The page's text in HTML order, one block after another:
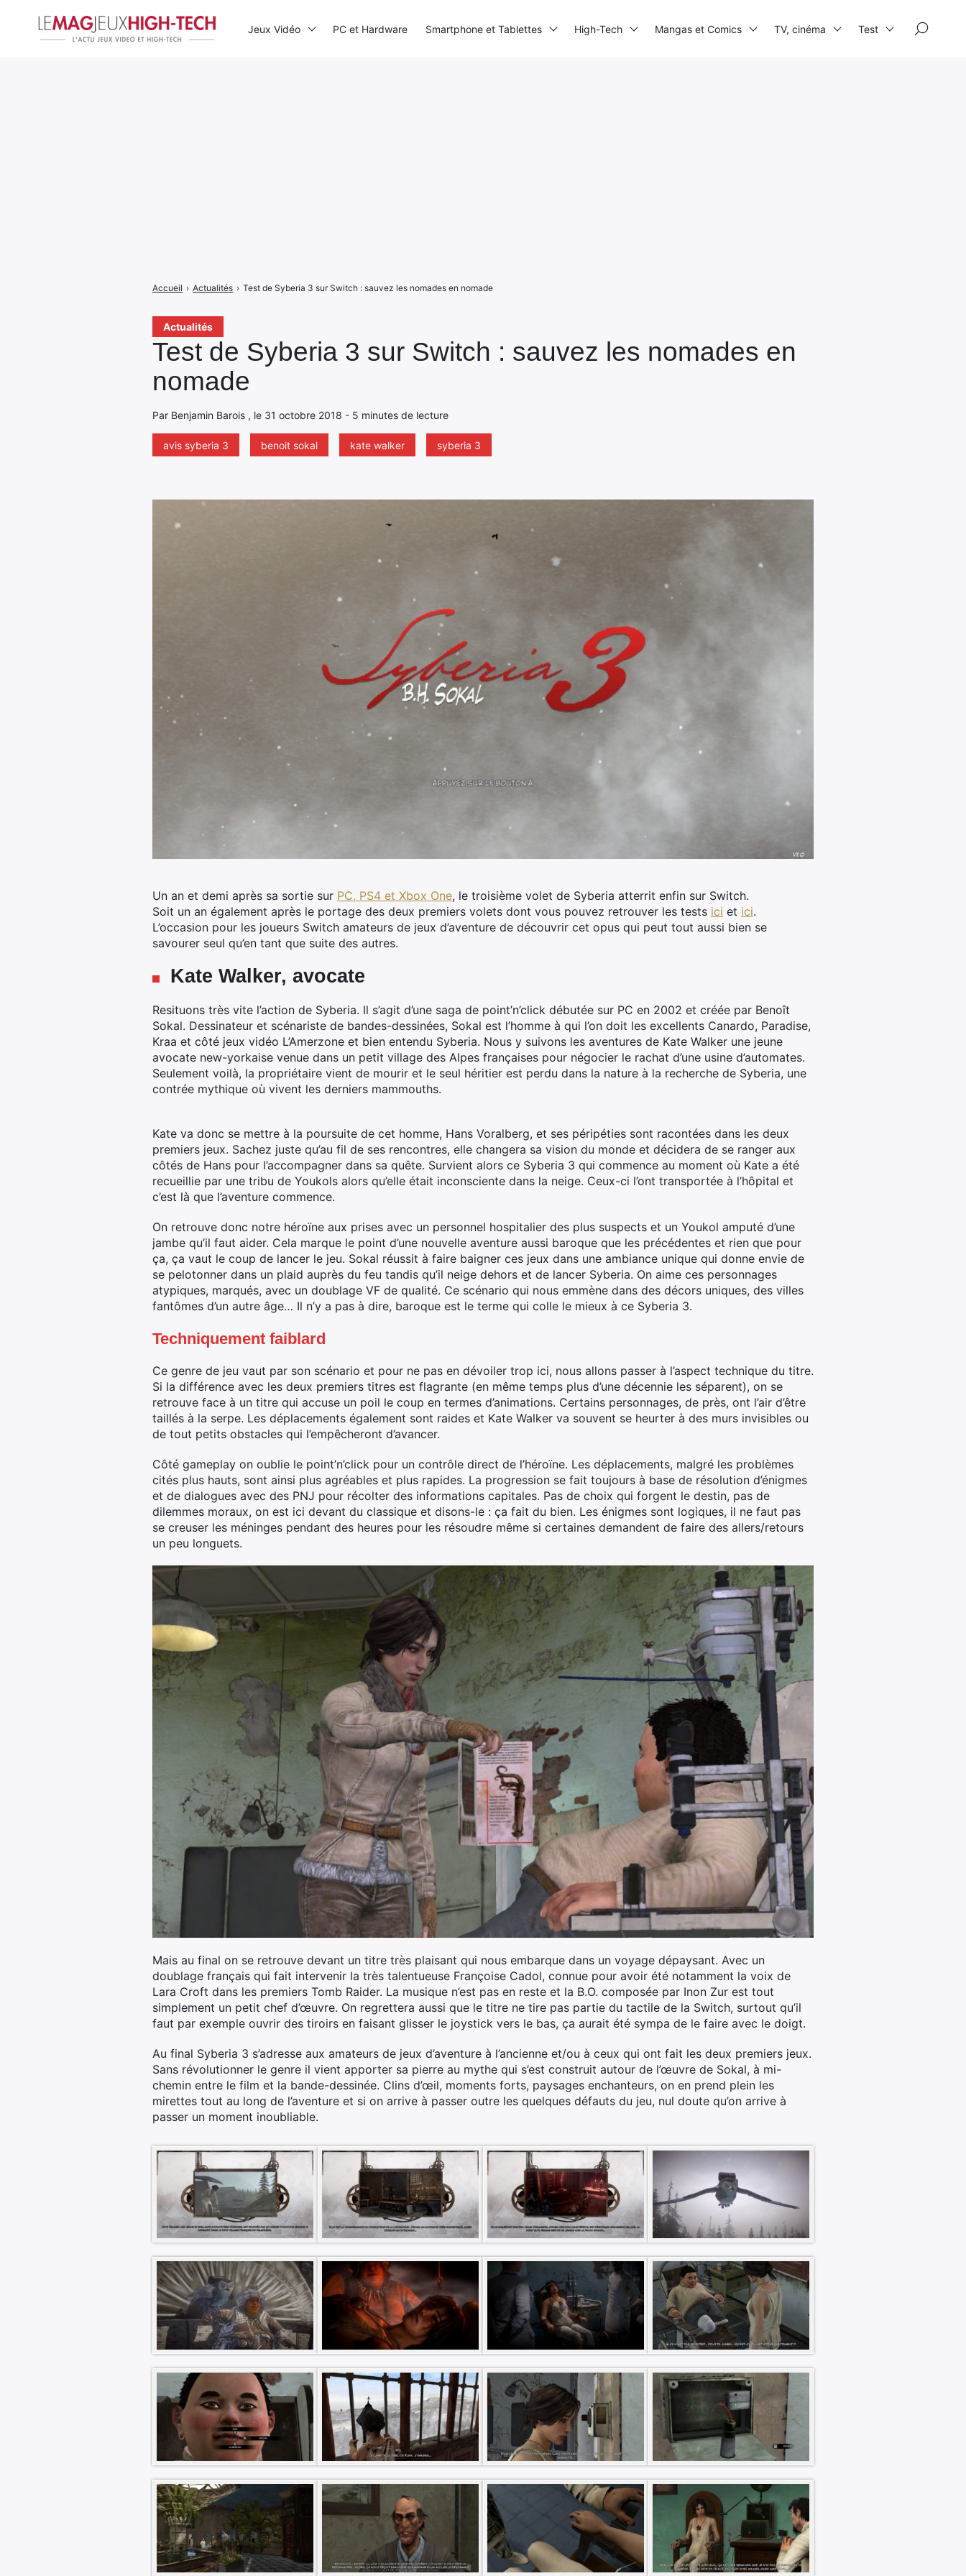
Actualités
Test de Syberia 3 sur Switch : sauvez les nomades en
nomade
Par Benjamin Barois , le 31 octobre 2018 - 5 minutes de lecture
avis syberia 3 benoit sokal kate walker syberia 3
Accueil › Actualités › Test de Syberia 3 sur Switch : sauvez les nomades en nomade
Un an et demi après sa sortie sur PC, PS4 et Xbox One, le troisième volet de Syberia atterrit enfin sur Switch.
Soit un an également après le portage des deux premiers volets dont vous pouvez retrouver les tests ici et ici.
L’occasion pour les joueurs Switch amateurs de jeux d’aventure de découvrir cet opus qui peut tout aussi bien se
savourer seul qu’en tant que suite des autres.
Kate Walker, avocate
Resituons très vite l’action de Syberia. Il s’agit d’une saga de point’n’click débutée sur PC en 2002 et créée par Benoît
Sokal. Dessinateur et scénariste de bandes-dessinées, Sokal est l’homme à qui l’on doit les excellents Canardo, Paradise,
Kraa et côté jeux vidéo L’Amerzone et bien entendu Syberia. Nous y suivons les aventures de Kate Walker une jeune
avocate new-yorkaise venue dans un petit village des Alpes françaises pour négocier le rachat d’une usine d’automates.
Seulement voilà, la propriétaire vient de mourir et le seul héritier est perdu dans la nature à la recherche de Syberia, une
contrée mythique où vivent les derniers mammouths.
Kate va donc se mettre à la poursuite de cet homme, Hans Voralberg, et ses péripéties sont racontées dans les deux
premiers jeux. Sachez juste qu’au fil de ses rencontres, elle changera sa vision du monde et décidera de se ranger aux
côtés de Hans pour l’accompagner dans sa quête. Survient alors ce Syberia 3 qui commence au moment où Kate a été
recueillie par une tribu de Youkols alors qu’elle était inconsciente dans la neige. Ceux-ci l’ont transportée à l’hôpital et
c’est là que l’aventure commence.
On retrouve donc notre héroïne aux prises avec un personnel hospitalier des plus suspects et un Youkol amputé d’une
jambe qu’il faut aider. Cela marque le point d’une nouvelle aventure aussi baroque que les précédentes et rien que pour
ça, ça vaut le coup de lancer le jeu. Sokal réussit à faire baigner ces jeux dans une ambiance unique qui donne envie de
se pelotonner dans un plaid auprès du feu tandis qu’il neige dehors et de lancer Syberia. On aime ces personnages
atypiques, marqués, avec un doublage VF de qualité. Ce scénario qui nous emmène dans des décors uniques, des villes
fantômes d’un autre âge… Il n’y a pas à dire, baroque est le terme qui colle le mieux à ce Syberia 3.
Techniquement faiblard
Ce genre de jeu vaut par son scénario et pour ne pas en dévoiler trop ici, nous allons passer à l’aspect technique du titre.
Si la différence avec les deux premiers titres est flagrante (en même temps plus d’une décennie les séparent), on se
retrouve face à un titre qui accuse un poil le coup en termes d’animations. Certains personnages, de près, ont l’air d’être
taillés à la serpe. Les déplacements également sont raides et Kate Walker va souvent se heurter à des murs invisibles ou
de tout petits obstacles qui l’empêcheront d’avancer.
Côté gameplay on oublie le point’n’click pour un contrôle direct de l’héroïne. Les déplacements, malgré les problèmes
cités plus hauts, sont ainsi plus agréables et plus rapides. La progression se fait toujours à base de résolution d’énigmes
et de dialogues avec des PNJ pour récolter des informations capitales. Pas de choix qui forgent le destin, pas de
dilemmes moraux, on est ici devant du classique et disons-le : ça fait du bien. Les énigmes sont logiques, il ne faut pas
se creuser les méninges pendant des heures pour les résoudre même si certaines demandent de faire des allers/retours
un peu longuets.
Mais au final on se retrouve devant un titre très plaisant qui nous embarque dans un voyage dépaysant. Avec un
doublage français qui fait intervenir la très talentueuse Françoise Cadol, connue pour avoir été notamment la voix de
Lara Croft dans les premiers Tomb Raider. La musique n’est pas en reste et la B.O. composée par Inon Zur est tout
simplement un petit chef d’œuvre. On regrettera aussi que le titre ne tire pas partie du tactile de la Switch, surtout qu’il
faut par exemple ouvrir des tiroirs en faisant glisser le joystick vers le bas, ça aurait été sympa de le faire avec le doigt.
Au final Syberia 3 s’adresse aux amateurs de jeux d’aventure à l’ancienne et/ou à ceux qui ont fait les deux premiers jeux.
Sans révolutionner le genre il vient apporter sa pierre au mythe qui s’est construit autour de l’œuvre de Sokal, à mi-
chemin entre le film et la bande-dessinée. Clins d’œil, moments forts, paysages enchanteurs, on en prend plein les
mirettes tout au long de l’aventure et si on arrive à passer outre les quelques défauts du jeu, nul doute qu’on arrive à
passer un moment inoubliable.
Jeux Vidéo PC et Hardware Smartphone et Tablettes High-Tech Mangas et Comics TV, cinéma Test